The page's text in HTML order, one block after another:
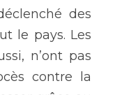
des
le pays. Les
n’ont pas
contre la